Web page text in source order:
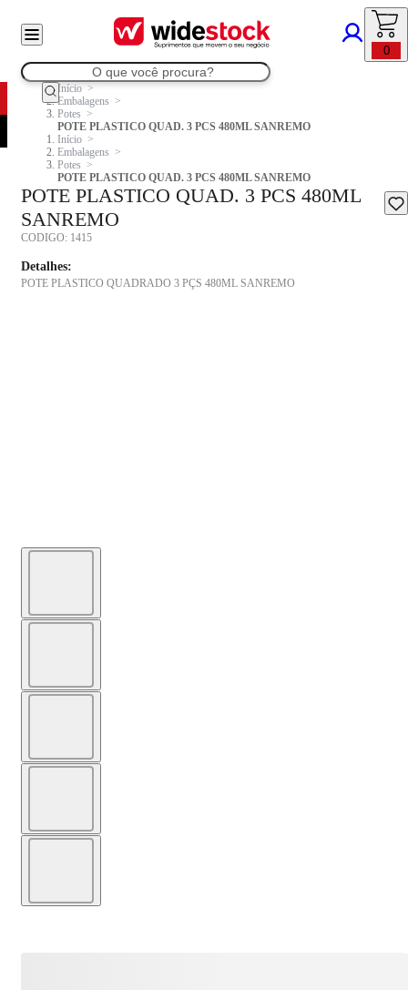
0
Início
Embalagens
Potes
POTE PLASTICO QUAD. 3 PCS 480ML SANREMO
Início
Embalagens
Potes
POTE PLASTICO QUAD. 3 PCS 480ML SANREMO
POTE PLASTICO QUAD. 3 PCS 480ML
SANREMO
CODIGO: 1415
Detalhes:
POTE PLASTICO QUADRADO 3 PÇS 480ML SANREMO